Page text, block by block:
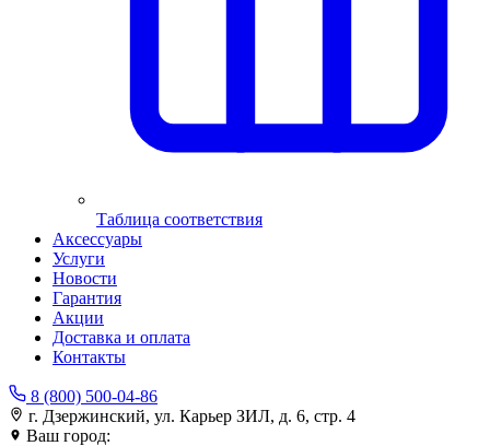
Таблица соответствия
Аксессуары
Услуги
Новости
Гарантия
Акции
Доставка и оплата
Контакты
8 (800) 500-04-86
г. Дзержинский, ул. Карьер ЗИЛ, д. 6, стр. 4
Ваш город: